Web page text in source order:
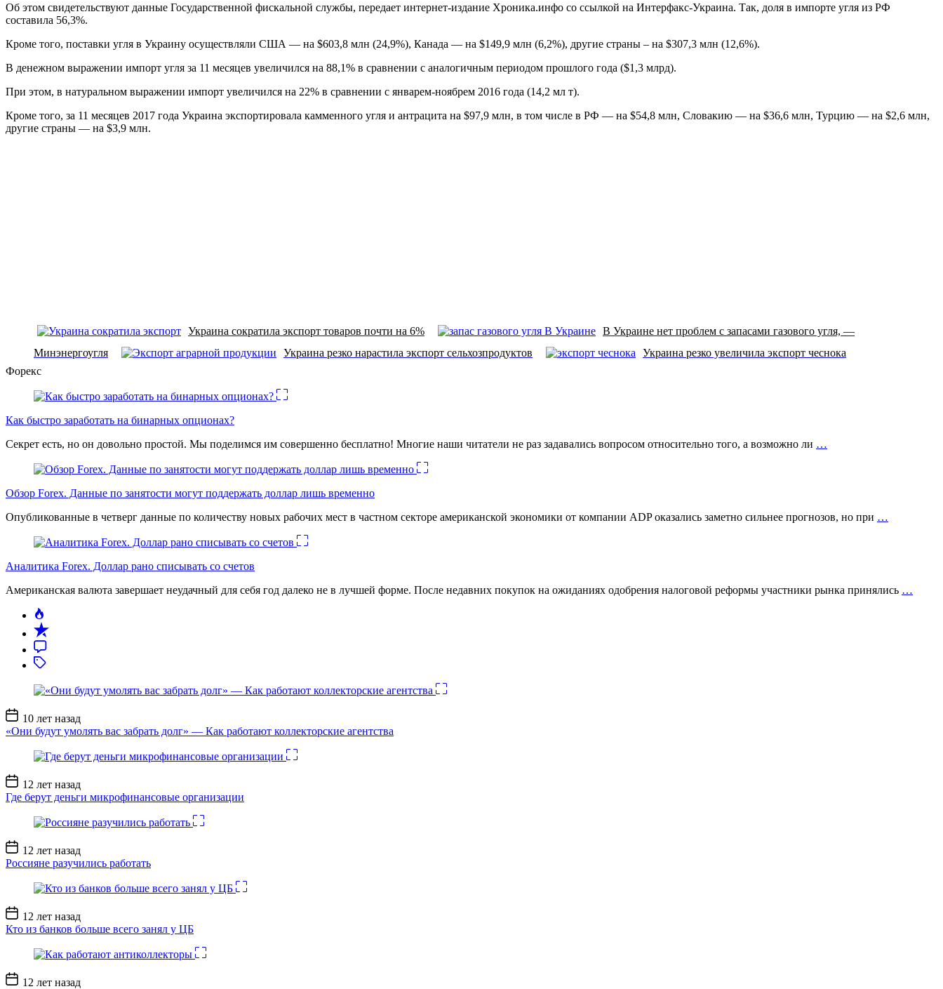
Об этом свидетельствуют данные Государственной фискальной службы, передает интернет-издание Хроника.инфо со ссылкой на Интерфакс-Украина. Так, доля в импорте угля из РФ
составила 56,3%.
Кроме того, поставки угля в Украину осуществляли США — на $603,8 млн (24,9%), Канада — на $149,9 млн (6,2%), другие страны – на $307,3 млн (12,6%).
В денежном выражении импорт угля за 11 месяцев увеличился на 88,1% в сравнении с аналогичным периодом прошлого года ($1,3 млрд).
При этом, в натуральном выражении импорт увеличился на 22% в сравнении с январем-ноябрем 2016 года (14,2 мл т).
Кроме того, за 11 месяцев 2017 года Украина экспортировала камменного угля и антрацита на $97,9 млн, в том числе в РФ — на $54,8 млн, Словакию — на $36,6 млн, Турцию — на $2,6 млн,
другие страны — на $3,9 млн.
Украина сократила экспорт товаров почти на 6%
В Украине нет проблем с запасами газового угля, —
Минэнергоугля
Украина резко нарастила экспорт сельхозпродуктов
Украина резко увеличила экспорт чеснока
Форекс
Как быстро заработать на бинарных опционах?
Секрет есть, но он довольно простой. Мы поделимся им совершенно бесплатно! Многие наши читатели не раз задавались вопросом относительно того, а возможно ли …
Обзор Forex. Данные по занятости могут поддержать доллар лишь временно
Опубликованные в четверг данные по количеству новых рабочих мест в частном секторе американской экономики от компании ADP оказались заметно сильнее прогнозов, но при …
Аналитика Forex. Доллар рано списывать со счетов
Американская валюта завершает неудачный для себя год далеко не в лучшей форме. После недавних покупок на ожиданиях одобрения налоговой реформы участники рынка принялись …
Дата
записи
10 лет назад
«Они будут умолять вас забрать долг» — Как работают коллекторские агентства
Дата
записи
12 лет назад
Где берут деньги микрофинансовые организации
Дата
записи
12 лет назад
Россияне разучились работать
Дата
записи
12 лет назад
Кто из банков больше всего занял у ЦБ
Дата12 лет назад